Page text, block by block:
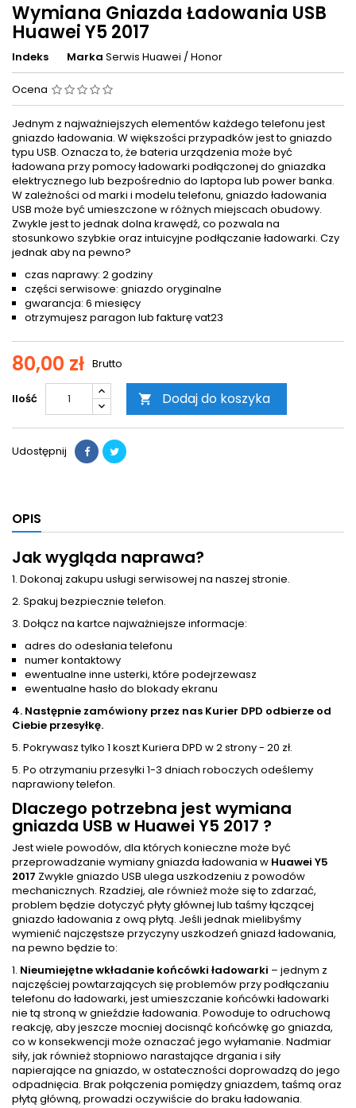
Wymiana Gniazda Ładowania USB
Huawei Y5 2017
Indeks Marka Serwis Huawei / Honor
Ocena
Jednym z najważniejszych elementów każdego telefonu jest
gniazdo ładowania. W większości przypadków jest to gniazdo
typu USB. Oznacza to, że bateria urządzenia może być
ładowana przy pomocy ładowarki podłączonej do gniazdka
elektrycznego lub bezpośrednio do laptopa lub power banka.
W zależności od marki i modelu telefonu, gniazdo ładowania
USB może być umieszczone w różnych miejscach obudowy.
Zwykle jest to jednak dolna krawędź, co pozwala na
stosunkowo szybkie oraz intuicyjne podłączanie ładowarki. Czy
jednak aby na pewno?
czas naprawy: 2 godziny
części serwisowe: gniazdo oryginalne
gwarancja: 6 miesięcy
otrzymujesz paragon lub fakturę vat23
80,00 zł Brutto
Ilość  Dodaj do koszyka
Udostępnij
OPIS
Jak wygląda naprawa?
1. Dokonaj zakupu usługi serwisowej na naszej stronie.
2. Spakuj bezpiecznie telefon.
3. Dołącz na kartce najważniejsze informacje:
adres do odesłania telefonu
numer kontaktowy
ewentualne inne usterki, które podejrzewasz
ewentualne hasło do blokady ekranu
4. Następnie zamówiony przez nas Kurier DPD odbierze od
Ciebie przesyłkę.
5. Pokrywasz tylko 1 koszt Kuriera DPD w 2 strony - 20 zł.
5. Po otrzymaniu przesyłki 1-3 dniach roboczych odeślemy
naprawiony telefon.
Dlaczego potrzebna jest wymiana
gniazda USB w Huawei Y5 2017 ?
Jest wiele powodów, dla których konieczne może być
przeprowadzanie wymiany gniazda ładowania w Huawei Y5
2017 Zwykle gniazdo USB ulega uszkodzeniu z powodów
mechanicznych. Rzadziej, ale również może się to zdarzać,
problem będzie dotyczyć płyty głównej lub taśmy łączącej
gniazdo ładowania z ową płytą. Jeśli jednak mielibyśmy
wymienić najczęstsze przyczyny uszkodzeń gniazd ładowania,
na pewno będzie to:
1. Nieumiejętne wkładanie końcówki ładowarki – jednym z
najczęściej powtarzających się problemów przy podłączaniu
telefonu do ładowarki, jest umieszczanie końcówki ładowarki
nie tą stroną w gnieździe ładowania. Powoduje to odruchową
reakcję, aby jeszcze mocniej docisnąć końcówkę go gniazda,
co w konsekwencji może oznaczać jego wyłamanie. Nadmiar
siły, jak również stopniowo narastające drgania i siły
napierające na gniazdo, w ostateczności doprowadzą do jego
odpadnięcia. Brak połączenia pomiędzy gniazdem, taśmą oraz
płytą główną, prowadzi oczywiście do braku ładowania.